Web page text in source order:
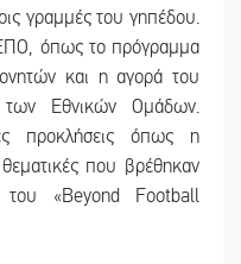
γραμμές του γηπέδου.
όπως το πρόγραμμα
και η αγορά του
των Εθνικών Ομάδων.
προκλήσεις όπως η
που βρέθηκαν
«Beyond Football